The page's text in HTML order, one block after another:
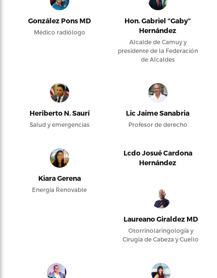
González Pons MD
Médico radiólogo
Hon. Gabriel “Gaby”
Hernández
Alcalde de Camuy y
presidente de la Federación
de Alcaldes
Heriberto N. Saurí
Salud y emergencias
Lic Jaime Sanabria
Profesor de derecho
Kiara Gerena
Energía Renovable
Lcdo Josué Cardona
Hernández
Laureano Giraldez MD
Otorrinolaringología y
Cirugía de Cabeza y Cuello